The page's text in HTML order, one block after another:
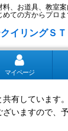
料、お道具、教室
めての方からプロま
イリングＳＴ
マイページ
有しています。
ざいますので、